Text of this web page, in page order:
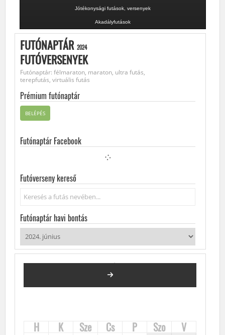
Jótékonysági futások, versenyek
Akadályfutások
FUTÓNAPTÁR 2024
FUTÓVERSENYEK
Futónaptár: félmaraton, maraton, ultra futás,
terepfutás, virtuális futás
Prémium futónaptár
BELÉPÉS
Futónaptár Facebook
Futóverseny kereső
Keresés...
Futónaptár havi bontás
H K Sze Cs P Szo
V